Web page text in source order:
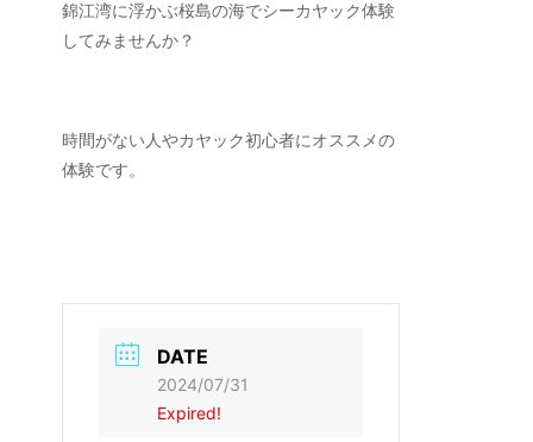
錦江湾に浮かぶ桜島の海でシーカヤック体験
してみませんか？
時間がない人やカヤック初心者にオススメの
体験です。
DATE
2024/07/31
Expired!